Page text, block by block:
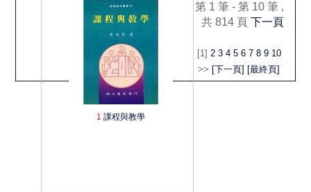
1 課程與教學
第 1 筆 - 第 10 筆 ,
共 814 頁下一頁
[1] 2 3 4 5 6 7 8 9 10
>> [下一頁] [最終頁]